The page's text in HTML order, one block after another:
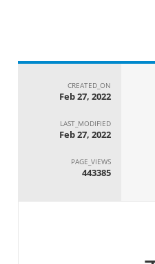
CREATED_ON
Feb 27, 2022
LAST_MODIFIED
Feb 27, 2022
PAGE_VIEWS
443385